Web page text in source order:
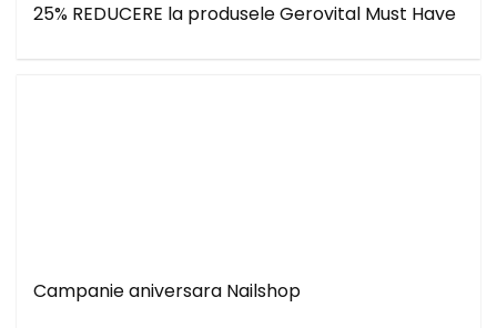
25% REDUCERE la produsele Gerovital Must Have
Campanie aniversara Nailshop